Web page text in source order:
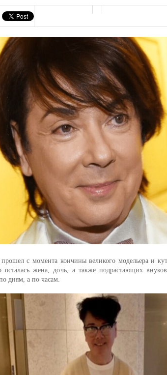
с момента кончины великого модельера и
осталась жена, дочь, а также подрастающих
дням, а по часам.